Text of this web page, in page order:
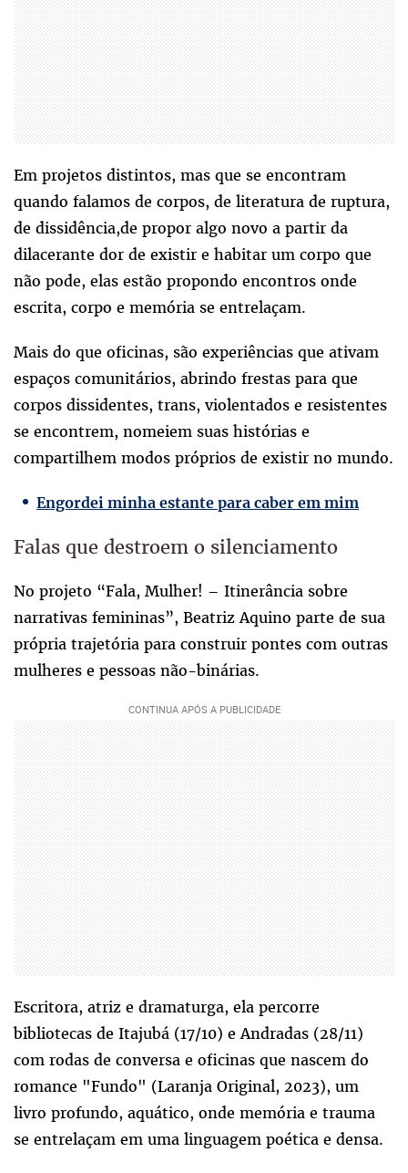
Em projetos distintos, mas que se encontram
quando falamos de corpos, de literatura de ruptura,
de dissidência,de propor algo novo a partir da
dilacerante dor de existir e habitar um corpo que
não pode, elas estão propondo encontros onde
escrita, corpo e memória se entrelaçam.
Mais do que oficinas, são experiências que ativam
espaços comunitários, abrindo frestas para que
corpos dissidentes, trans, violentados e resistentes
se encontrem, nomeiem suas histórias e
compartilhem modos próprios de existir no mundo.
Engordei minha estante para caber em mim
Falas que destroem o silenciamento
No projeto “Fala, Mulher! – Itinerância sobre
narrativas femininas”, Beatriz Aquino parte de sua
própria trajetória para construir pontes com outras
mulheres e pessoas não-binárias.
Escritora, atriz e dramaturga, ela percorre
bibliotecas de Itajubá (17/10) e Andradas (28/11)
com rodas de conversa e oficinas que nascem do
romance "Fundo" (Laranja Original, 2023), um
livro profundo, aquático, onde memória e trauma
se entrelaçam em uma linguagem poética e densa.